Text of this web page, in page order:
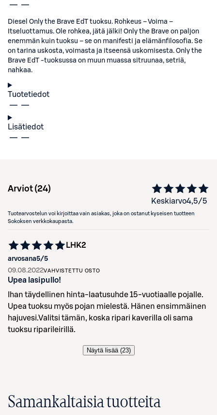
Diesel Only the Brave EdT tuoksu. Rohkeus – Voima –
Itseluottamus. Ole rohkea, jätä jälki! Only the Brave on paljon
enemmän kuin tuoksu – se on manifesti ja elämänfilosofia. Se
on tarina uskosta, voimasta ja itseensä uskomisesta. Only the
Brave EdT -tuoksussa on muun muassa sitruunaa, setriä,
nahkaa.
Tuotetiedot
Lisätiedot
Arviot (24)
Keskiarvo4,5/5
Tuotearvostelun voi kirjoittaa vain asiakas, joka on ostanut kyseisen tuotteen
Sokoksen verkkokaupasta.
arvosana5/5
LHK2
09.08.2022VAHVISTETTU OSTO
Upea lasipullo!
Ihan täydellinen hinta-laatusuhde 15-vuotiaalle pojalle.
Upea tuoksu myös pojan mielestä. Hänen ensimmäinen
hajuvesi.Valitsi tämän, koska ripari kaverilla oli sama
tuoksu riparileirillä.
Näytä lisää (23)
Samankaltaisia tuotteita